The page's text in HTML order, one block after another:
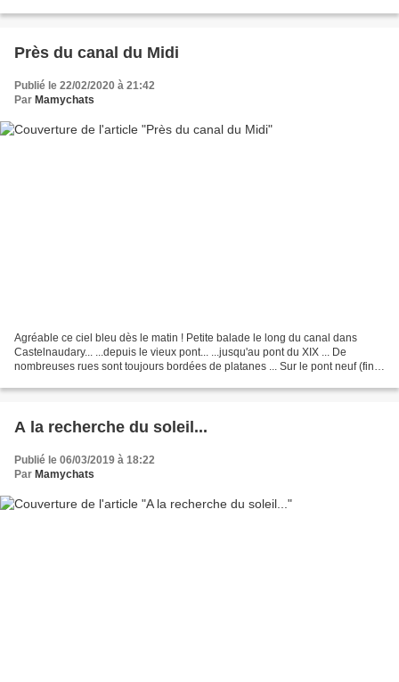
Près du canal du Midi
Publié le 22/02/2020 à 21:42
Par Mamychats
Agréable ce ciel bleu dès le matin ! Petite balade le long du canal dans
Castelnaudary... ...depuis le vieux pont... ...jusqu'au pont du XIX ... De
nombreuses rues sont toujours bordées de platanes ... Sur le pont neuf (fin
A la recherche du soleil...
Publié le 06/03/2019 à 18:22
Par Mamychats